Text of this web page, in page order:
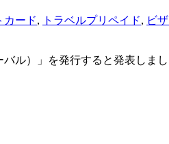
カード, トラベルプリペイド, ビ
ル）」を発行すると発表しま